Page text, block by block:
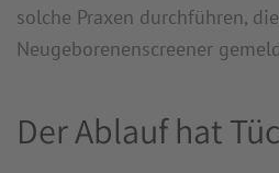
solche Praxen durchführen,
Neugeborenenscreener
Der Ablauf hat